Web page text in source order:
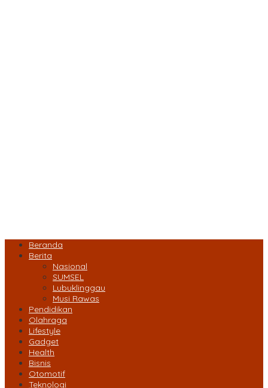
Beranda
Berita
Nasional
SUMSEL
Lubuklinggau
Musi Rawas
Pendidikan
Olahraga
Lifestyle
Gadget
Health
Bisnis
Otomotif
Teknologi